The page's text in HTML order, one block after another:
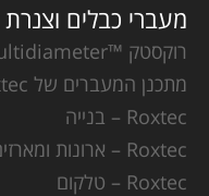
מעברי כבלים וצנרת Roxtec
רוקסטק ™Multidiameter
מתכנן המעברים של Roxtec
Roxtec – בנייה
Roxtec – ארונות ומארזים
Roxtec – טלקום